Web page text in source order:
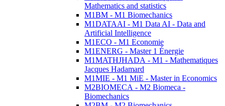
Mathematics and statistics
M1BM - M1 Biomechanics
M1DATAAI - M1 Data AI - Data and
Artificial Intelligence
M1ECO - M1 Economie
M1ENERG - Master 1 Énergie
M1MATHJHADA - M1 - Mathematiques
Jacques Hadamard
M1MIE - M1 MiE - Master in Economics
M2BIOMECA - M2 Biomeca -
Biomechanics